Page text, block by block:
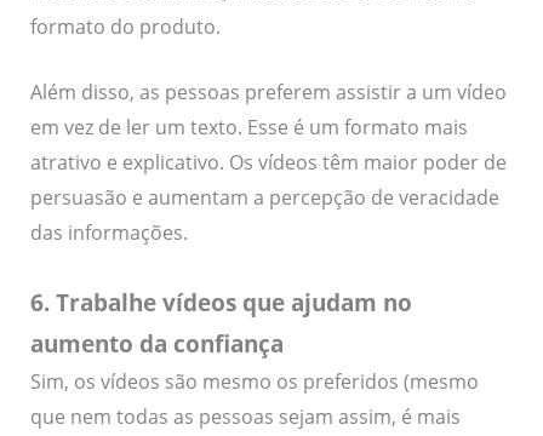
formato do produto.
Além disso, as pessoas preferem assistir a um vídeo
em vez de ler um texto. Esse é um formato mais
atrativo e explicativo. Os vídeos têm maior poder de
persuasão e aumentam a percepção de veracidade
das informações.
6. Trabalhe vídeos que ajudam no
aumento da confiança
Sim, os vídeos são mesmo os preferidos (mesmo
que nem todas as pessoas sejam assim, é mais